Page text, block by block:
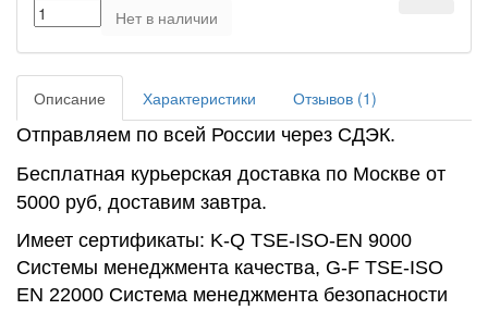
Нет в наличии
Описание Характеристики
Отзывов (1)
Отправляем по всей России через СДЭК.
Бесплатная курьерская доставка по Москве от
5000 руб, доставим завтра.
Имеет сертификаты: K-Q TSE-ISO-EN 9000
Системы менеджмента качества, G-F TSE-ISO
EN 22000 Система менеджмента безопасности